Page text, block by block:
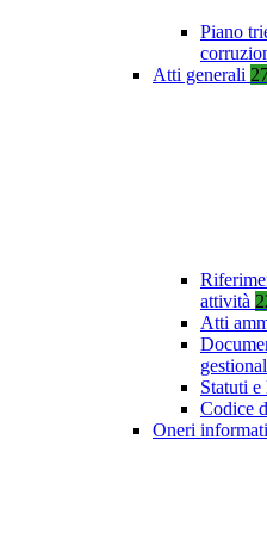
Piano
Atti generali
attività
Atti
Statuti
Codice
Oneri